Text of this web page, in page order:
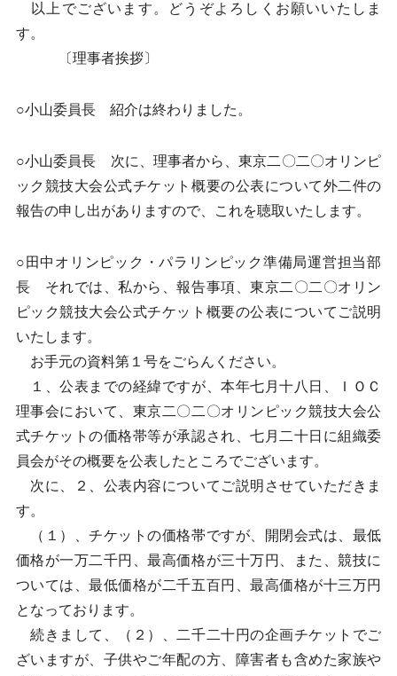
以上でございます。どうぞよろしくお願いいたしま
す。
〔理事者挨拶〕
○小山委員長 紹介は終わりました。
○小山委員長 次に、理事者から、東京二〇二〇オリンピ
ック競技大会公式チケット概要の公表について外二件の
報告の申し出がありますので、これを聴取いたします。
○田中オリンピック・パラリンピック準備局運営担当部
長 それでは、私から、報告事項、東京二〇二〇オリン
ピック競技大会公式チケット概要の公表についてご説明
いたします。
お手元の資料第１号をごらんください。
１、公表までの経緯ですが、本年七月十八日、ＩＯＣ
理事会において、東京二〇二〇オリンピック競技大会公
式チケットの価格帯等が承認され、七月二十日に組織委
員会がその概要を公表したところでございます。
次に、２、公表内容についてご説明させていただきま
す。
（１）、チケットの価格帯ですが、開閉会式は、最低
価格が一万二千円、最高価格が三十万円、また、競技に
ついては、最低価格が二千五百円、最高価格が十三万円
となっております。
続きまして、（２）、二千二十円の企画チケットでご
ざいますが、子供やご年配の方、障害者も含めた家族や